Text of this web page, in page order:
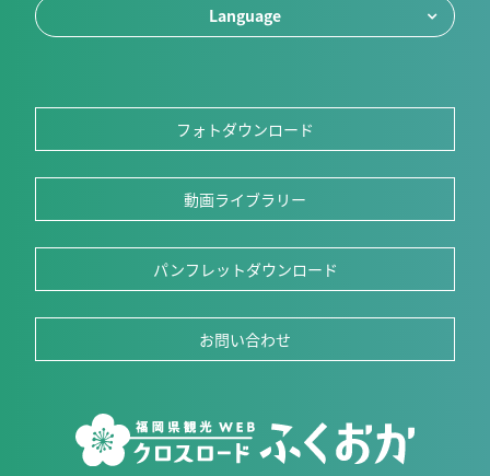
Language
フォトダウンロード
動画ライブラリー
パンフレットダウンロード
お問い合わせ